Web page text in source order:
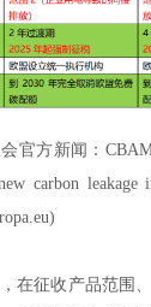
官方新闻：CBAM:
carbon leakage
在征收产品范围